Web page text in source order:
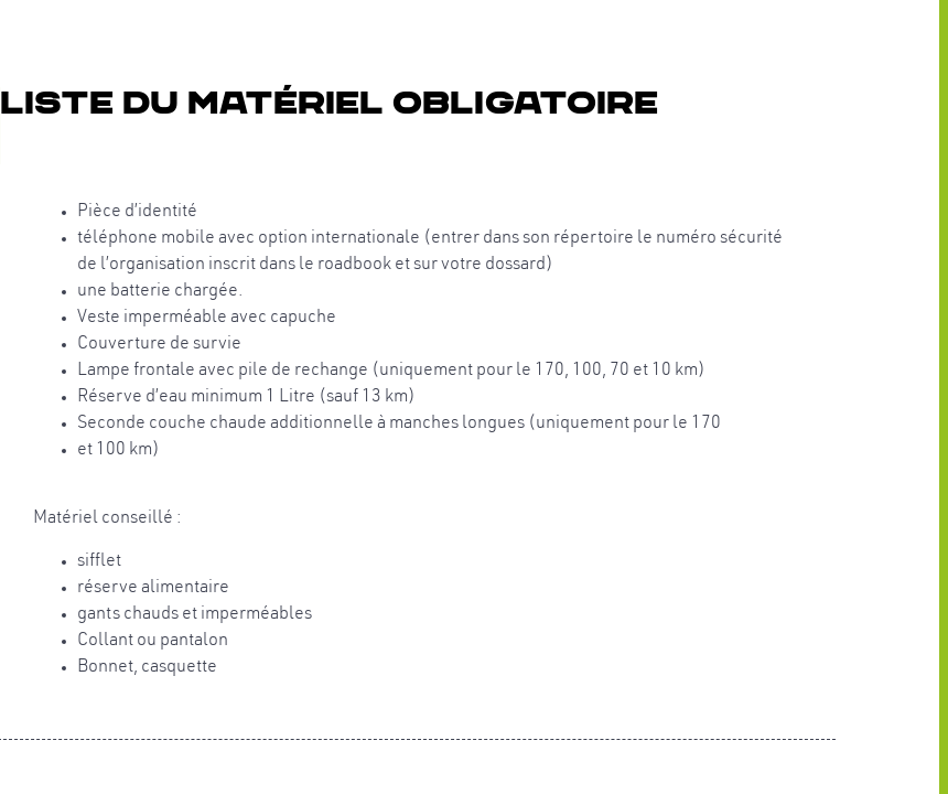
Liste du matériel obligatoire
Pièce d’identité
téléphone mobile avec option internationale (entrer dans son répertoire le numéro sécurité
de l’organisation inscrit dans le roadbook et sur votre dossard)
une batterie chargée.
Veste imperméable avec capuche
Couverture de survie
Lampe frontale avec pile de rechange (uniquement pour le 170, 100, 70 et 10 km)
Réserve d’eau minimum 1 Litre (sauf 13 km)
Seconde couche chaude additionnelle à manches longues (uniquement pour le 170
et 100 km)
Matériel conseillé :
sifflet
réserve alimentaire
gants chauds et imperméables
Collant ou pantalon
Bonnet, casquette